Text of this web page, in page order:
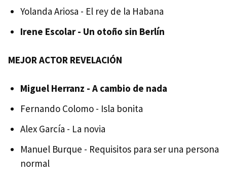
Yolanda Ariosa - El rey de la Habana
Irene Escolar - Un otoño sin Berlín
MEJOR ACTOR REVELACIÓN
Miguel Herranz - A cambio de nada
Fernando Colomo - Isla bonita
Alex García - La novia
Manuel Burque - Requisitos para ser una persona
normal